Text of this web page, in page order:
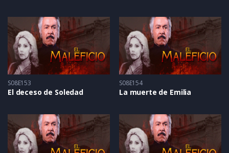
S08E153
El deceso de Soledad
S08E154
La muerte de Emilia